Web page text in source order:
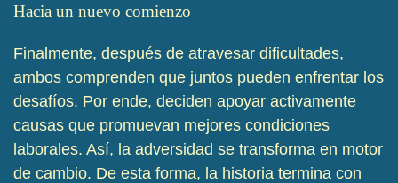
Hacia un nuevo comienzo
Finalmente, después de atravesar dificultades,
ambos comprenden que juntos pueden enfrentar los
desafíos. Por ende, deciden apoyar activamente
causas que promuevan mejores condiciones
laborales. Así, la adversidad se transforma en motor
de cambio. De esta forma, la historia termina con